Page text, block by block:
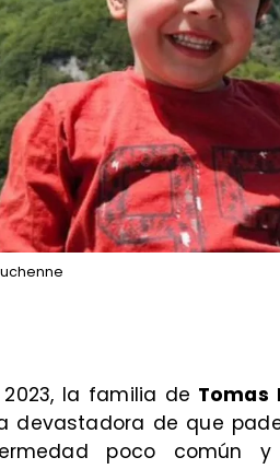
la familia de Tomas
devastadora de que
poco común